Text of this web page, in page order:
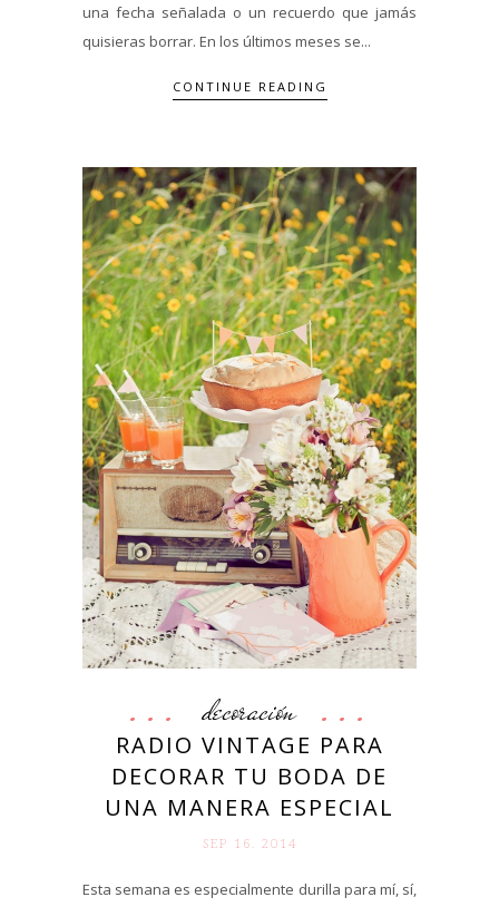
una fecha señalada o un recuerdo que jamás
quisieras borrar. En los últimos meses se...
CONTINUE READING
decoración
RADIO VINTAGE PARA
DECORAR TU BODA DE
UNA MANERA ESPECIAL
SEP 16. 2014
Esta semana es especialmente durilla para mí, sí,